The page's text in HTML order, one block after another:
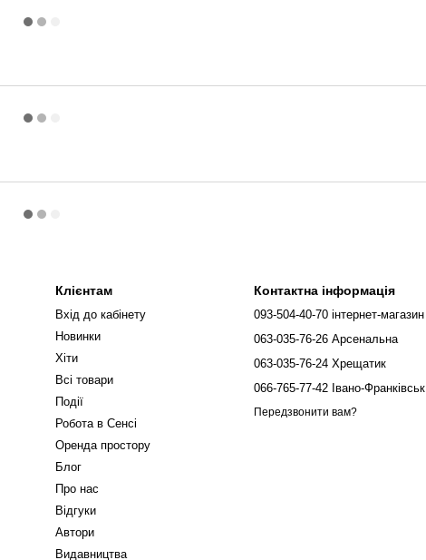
Клієнтам
Вхід до кабінету
Новинки
Хіти
Всі товари
Події
Робота в Сенсі
Оренда простору
Блог
Про нас
Відгуки
Автори
Видавництва
Контактна інформація
093-504-40-70 інтернет-магазин
063-035-76-26 Арсенальна
063-035-76-24 Хрещатик
066-765-77-42 Івано-Франківськ
Передзвонити вам?